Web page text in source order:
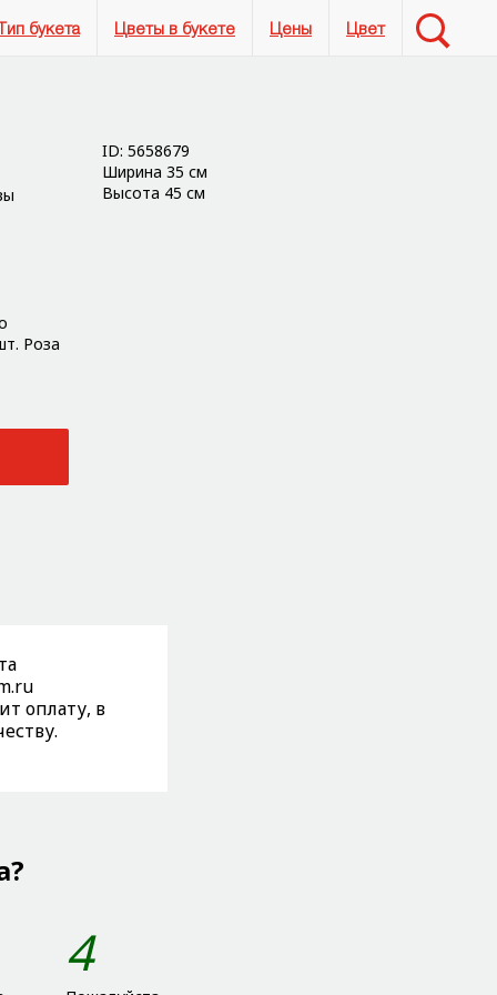
букета Цветы в букете Цены Цвет
Роза
ID: 5658679
Ширина 35 см
Высота 45 см
оплату, в
4